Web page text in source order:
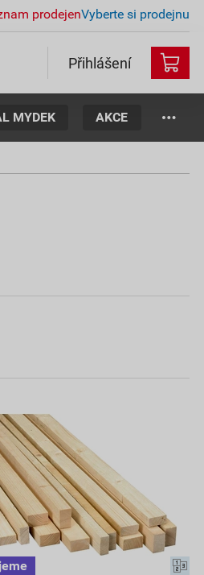
prodejenVyberte si prodejnu
Přihlášení
MYDEK AKCE